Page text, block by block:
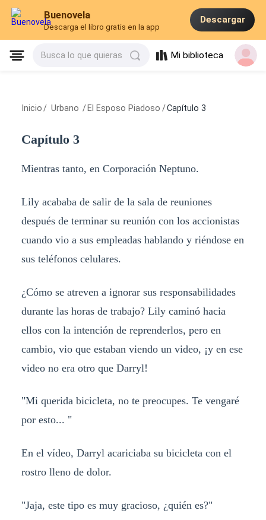
Buenovela
Descarga el libro gratis en la app
Descargar
Busca lo que quieras Mi biblioteca
Inicio / Urbano / El Esposo Piadoso /Capítulo 3
Capítulo 3
Mientras tanto, en Corporación Neptuno.
Lily acababa de salir de la sala de reuniones
después de terminar su reunión con los accionistas
cuando vio a sus empleadas hablando y riéndose en
sus teléfonos celulares.
¿Cómo se atreven a ignorar sus responsabilidades
durante las horas de trabajo? Lily caminó hacia
ellos con la intención de reprenderlos, pero en
cambio, vio que estaban viendo un video, ¡y en ese
video no era otro que Darryl!
"Mi querida bicicleta, no te preocupes. Te vengaré
por esto... "
En el vídeo, Darryl acariciaba su bicicleta con el
rostro lleno de dolor.
"Jaja, este tipo es muy gracioso, ¿quién es?"